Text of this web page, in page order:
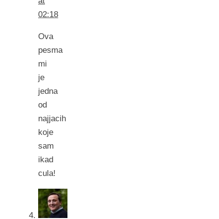
02:18
Ova
pesma
mi
je
jedna
od
najjacih
koje
sam
ikad
cula!